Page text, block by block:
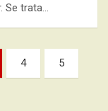
Se trata…
4 5